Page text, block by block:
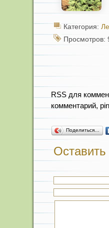
Категория:
Просмотров:
RSS для
комментарий,
Поделиться…